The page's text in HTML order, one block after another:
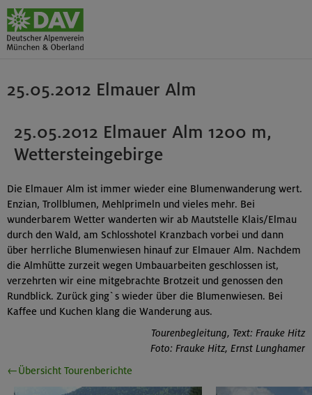
25.05.2012 Elmauer Alm
25.05.2012 Elmauer Alm 1200 m,
Wettersteingebirge
Die Elmauer Alm ist immer wieder eine Blumenwanderung wert.
Enzian, Trollblumen, Mehlprimeln und vieles mehr. Bei
wunderbarem Wetter wanderten wir ab Mautstelle Klais/Elmau
durch den Wald, am Schlosshotel Kranzbach vorbei und dann
über herrliche Blumenwiesen hinauf zur Elmauer Alm. Nachdem
die Almhütte zurzeit wegen Umbauarbeiten geschlossen ist,
verzehrten wir eine mitgebrachte Brotzeit und genossen den
Rundblick. Zurück ging`s wieder über die Blumenwiesen. Bei
Kaffee und Kuchen klang die Wanderung aus.
Tourenbegleitung, Text: Frauke Hitz
Foto: Frauke Hitz, Ernst Lunghamer
←Übersicht Tourenberichte